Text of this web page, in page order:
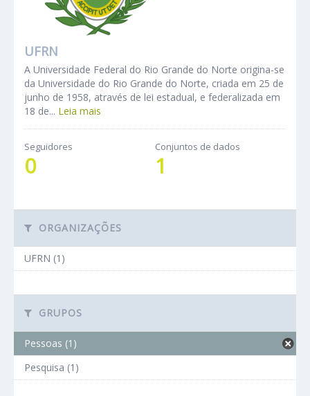
UFRN
A Universidade Federal do Rio Grande do Norte origina-se
da Universidade do Rio Grande do Norte, criada em 25 de
junho de 1958, através de lei estadual, e federalizada em
18 de... Leia mais
Seguidores
0
Conjuntos de dados
1
ORGANIZAÇÕES
UFRN (1)
GRUPOS
Pessoas (1)
Pesquisa (1)